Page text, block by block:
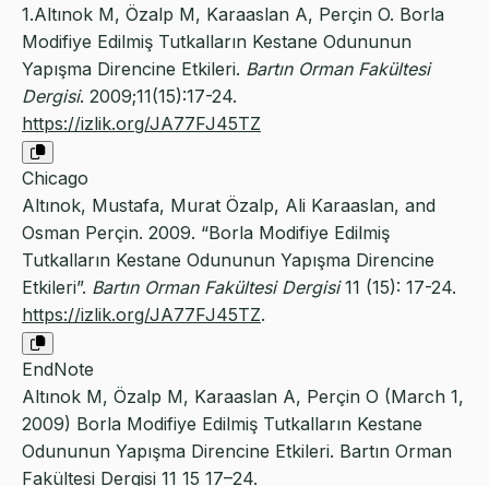
1.Altınok M, Özalp M, Karaaslan A, Perçin O. Borla
Modifiye Edilmiş Tutkalların Kestane Odununun
Yapışma Direncine Etkileri. Bartın Orman Fakültesi
Dergisi. 2009;11(15):17-24.
https://izlik.org/JA77FJ45TZ
Chicago
Altınok, Mustafa, Murat Özalp, Ali Karaaslan, and
Osman Perçin. 2009. “Borla Modifiye Edilmiş
Tutkalların Kestane Odununun Yapışma Direncine
Etkileri”. Bartın Orman Fakültesi Dergisi11 (15): 17-24.
https://izlik.org/JA77FJ45TZ.
EndNote
Altınok M, Özalp M, Karaaslan A, Perçin O (March 1,
2009) Borla Modifiye Edilmiş Tutkalların Kestane
Odununun Yapışma Direncine Etkileri. Bartın Orman
Fakültesi Dergisi 11 15 17–24.